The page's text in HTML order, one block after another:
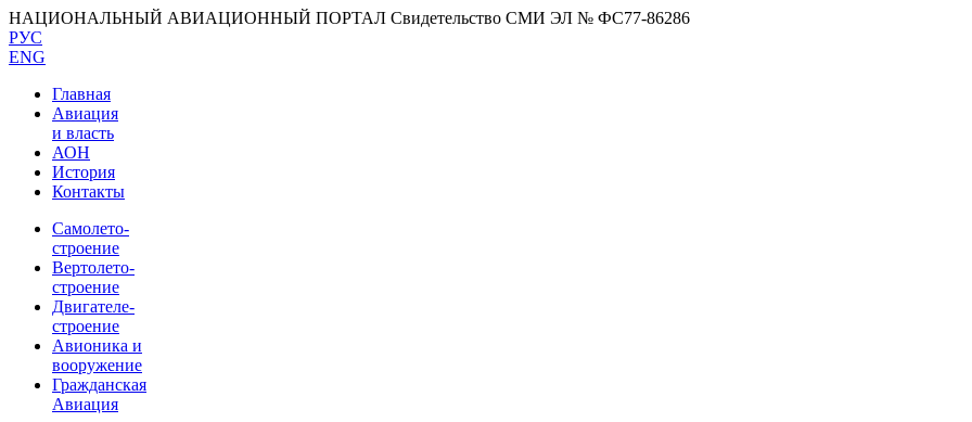
НАЦИОНАЛЬНЫЙ АВИАЦИОННЫЙ ПОРТАЛ Свидетельство СМИ ЭЛ № ФС77-86286
РУС
ENG
Главная
Авиация
и власть
АОН
История
Контакты
Самолето-
строение
Вертолето-
строение
Двигателе-
строение
Авионика и
вооружение
Гражданская
Авиация